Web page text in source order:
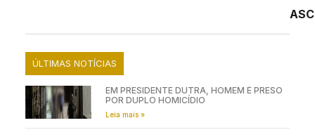
ÚLTIMAS NOTÍCIAS
EM PRESIDENTE DUTRA, HOMEM É PRESO
POR DUPLO HOMICÍDIO
Leia mais »